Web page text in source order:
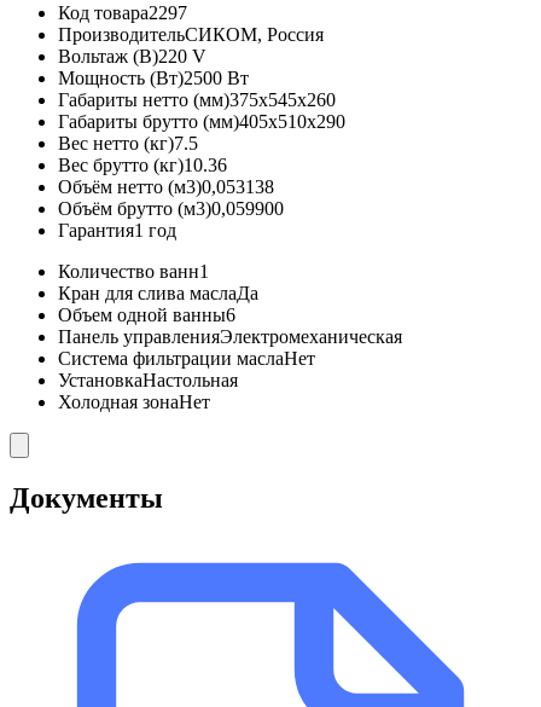
Код товара2297
ПроизводительСИКОМ, Россия
Вольтаж (В)220 V
Мощность (Вт)2500 Вт
Габариты нетто (мм)375x545x260
Габариты брутто (мм)405x510x290
Вес нетто (кг)7.5
Вес брутто (кг)10.36
Объём нетто (м3)0,053138
Объём брутто (м3)0,059900
Гарантия1 год
Количество ванн1
Кран для слива маслаДа
Объем одной ванны6
Панель управленияЭлектромеханическая
Система фильтрации маслаНет
УстановкаНастольная
Холодная зонаНет
Документы